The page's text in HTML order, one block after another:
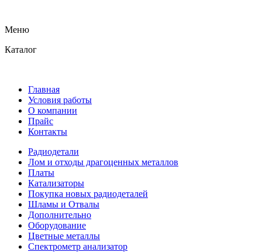
Меню
Каталог
Главная
Условия работы
О компании
Прайс
Контакты
Радиодетали
Лом и отходы драгоценных металлов
Платы
Катализаторы
Покупка новых радиодеталей
Шламы и Отвалы
Дополнительно
Оборудование
Цветные металлы
Спектрометр анализатор